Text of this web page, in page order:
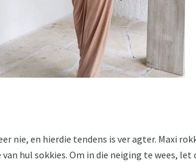
nie, en hierdie tendens is ver agter. Maxi
hul sokkies. Om in die neiging te wees, let